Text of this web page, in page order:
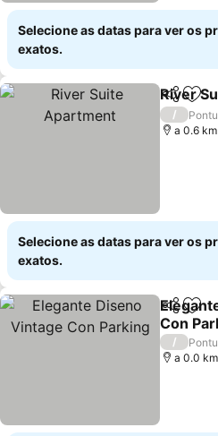
Selecione as datas para ver os
exatos.
Partilhar
River
/
a 0.6
Selecione as datas para ver os
exatos.
Partilhar
Con
Ver
/
a 0.0